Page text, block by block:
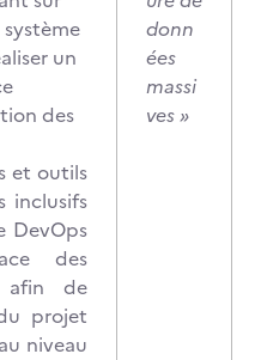
un
des
et outils
inclusifs
DevOps
des
afin de
projet
niveau
donn
ées
massi
ves »